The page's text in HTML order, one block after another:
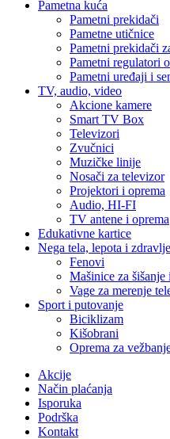
Pametna kuća
Pametni prekidači
Pametne utičnice
Pametni prekidači
Pametni regulatori
Pametni uređaji i
TV, audio, video
Akcione kamere
Smart TV Box
Televizori
Zvučnici
Muzičke linije
Nosači za televizor
Projektori i oprema
Audio, HI-FI
TV antene i oprema
Edukativne kartice
Nega tela, lepota i zdravlje
Fenovi
Mašinice za šišanje
Vage za merenje
Sport i putovanje
Biciklizam
Kišobrani
Oprema za
Akcije
Način plaćanja
Isporuka
Podrška
Kontakt